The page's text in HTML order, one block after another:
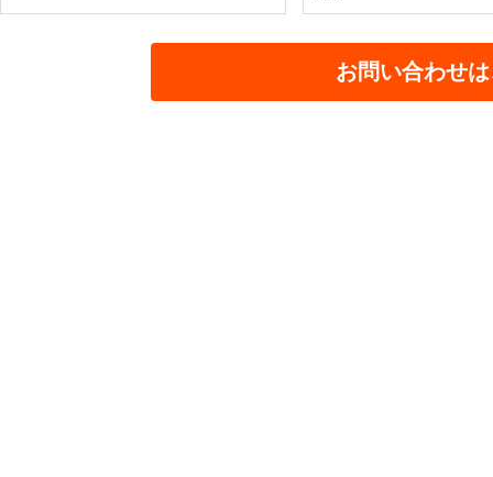
お問い合わせ